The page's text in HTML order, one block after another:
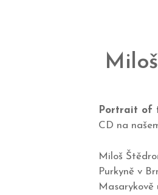
Portrait of
CD na
Miloš
Purkyně v